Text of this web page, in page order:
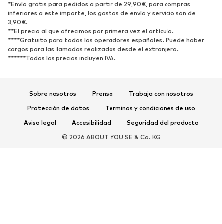
Zapatos bajos
Zapatos deportivos
Zapatos abiertos
DEPORTE
Ropa deportiva
Disciplinas deportivas
Complementos deportivos
COMPLEMENTOS
*Envío gratis para pedidos a partir de 29,90€, para compras
inferiores a este importe, los gastos de envío y servicio son de
3,90€.
**El precio al que ofrecimos por primera vez el artículo.
****Gratuito para todos los operadores españoles. Puede haber
cargos para las llamadas realizadas desde el extranjero.
******Todos los precios incluyen IVA.
Sobre nosotros Prensa
Trabaja con nosotros
Protección de datos
Términos y condiciones de uso
Aviso legal
Accesibilidad
Seguridad del producto
© 2026 ABOUT YOU SE & Co. KG